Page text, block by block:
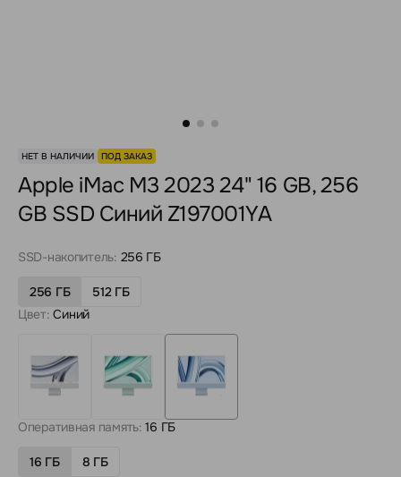
НЕТ В НАЛИЧИИ ПОД ЗАКАЗ
Apple iMac M3 2023 24" 16 GB, 256
GB SSD Синий Z197001YA
SSD-накопитель: 256 ГБ
256 ГБ
512 ГБ
Цвет: Синий
Оперативная память: 16 ГБ
16 ГБ 8 ГБ